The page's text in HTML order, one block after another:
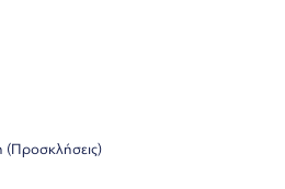
(Προσκλήσεις)